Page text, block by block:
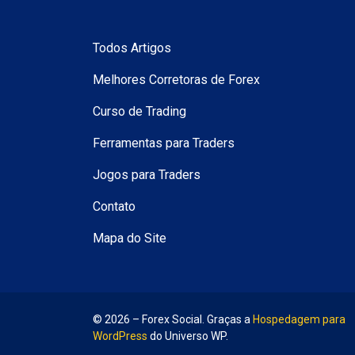
Todos Artigos
Melhores Corretoras de Forex
Curso de Trading
Ferramentas para Traders
Jogos para Traders
Contato
Mapa do Site
© 2026 – Forex Social. Graças a Hospedagem para
WordPress do Universo WP.